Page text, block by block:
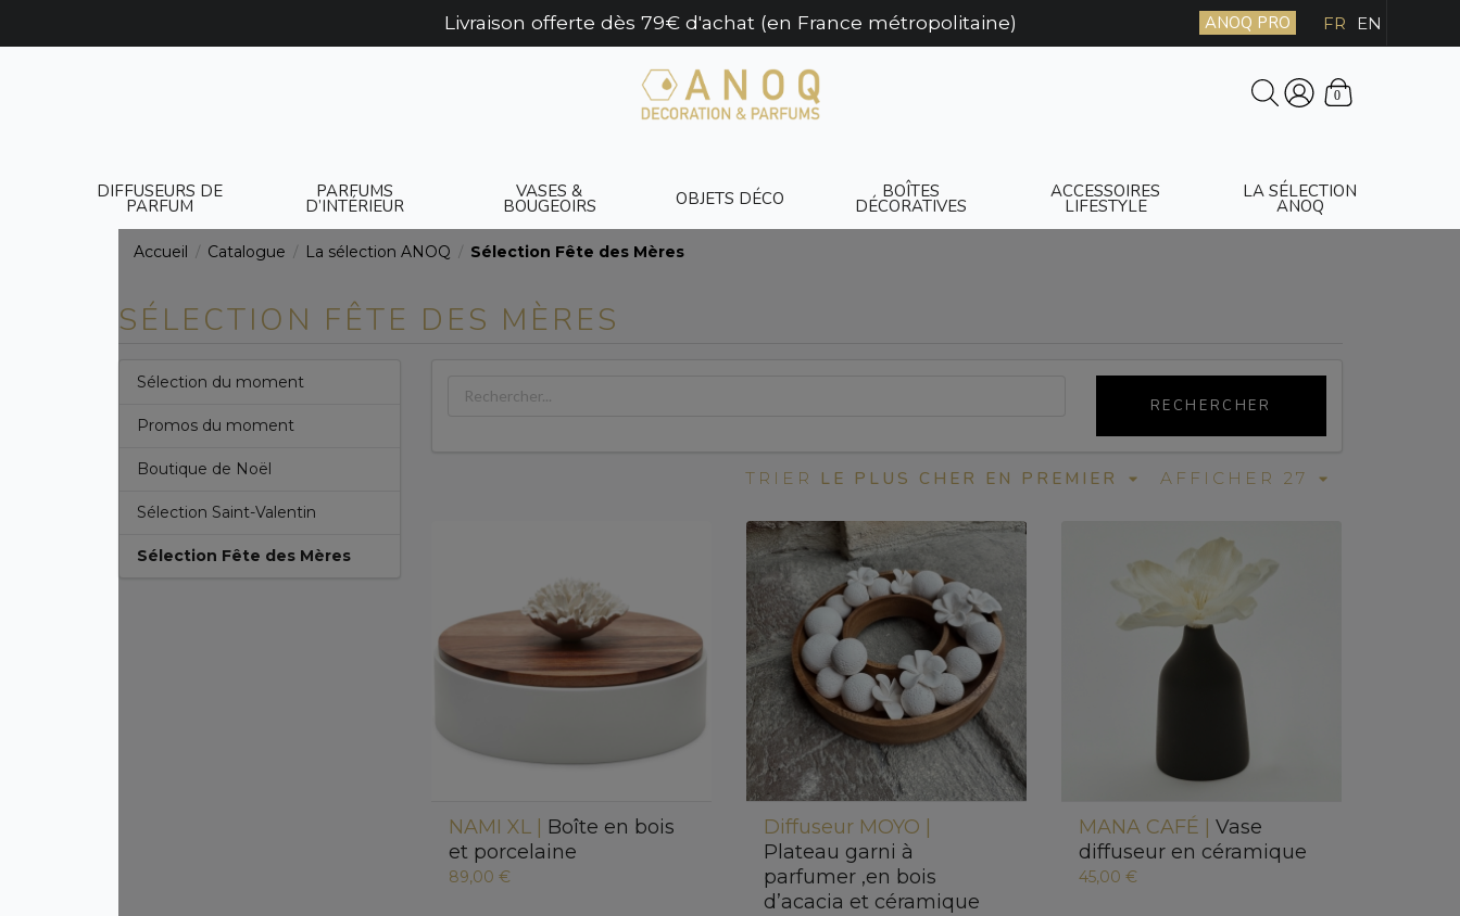
Livraison offerte dès 79€ d'achat (en France métropolitaine) ANOQ PRO FR EN
0
DIFFUSEURS DE
PARFUM
PARFUMS
D’INTÉRIEUR
VASES &
BOUGEOIRS OBJETS DÉCO BOÎTES
DÉCORATIVES
ACCESSOIRES
LIFESTYLE
LA SÉLECTION
ANOQ
Accueil / Catalogue / La sélection ANOQ / Sélection Fête des Mères
SÉLECTION FÊTE DES MÈRES
Sélection du moment
Promos du moment
Boutique de Noël
Sélection Saint-Valentin
Sélection Fête des Mères
RECHERCHER
AFFICHER 27
TRIER LE PLUS CHER EN PREMIER
NAMI XL | Boîte en bois
et porcelaine
89,00 €
Diffuseur MOYO |
Plateau garni à
parfumer ,en bois
d’acacia et céramique
MANA CAFÉ |Vase
diffuseur en céramique
45,00 €